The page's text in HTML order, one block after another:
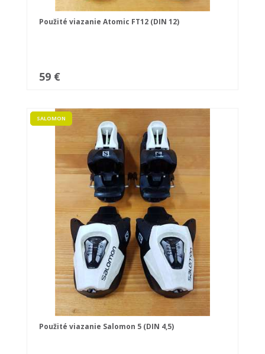
Použité viazanie Atomic FT12 (DIN 12)
59 €
SALOMON
Použité viazanie Salomon 5 (DIN 4,5)